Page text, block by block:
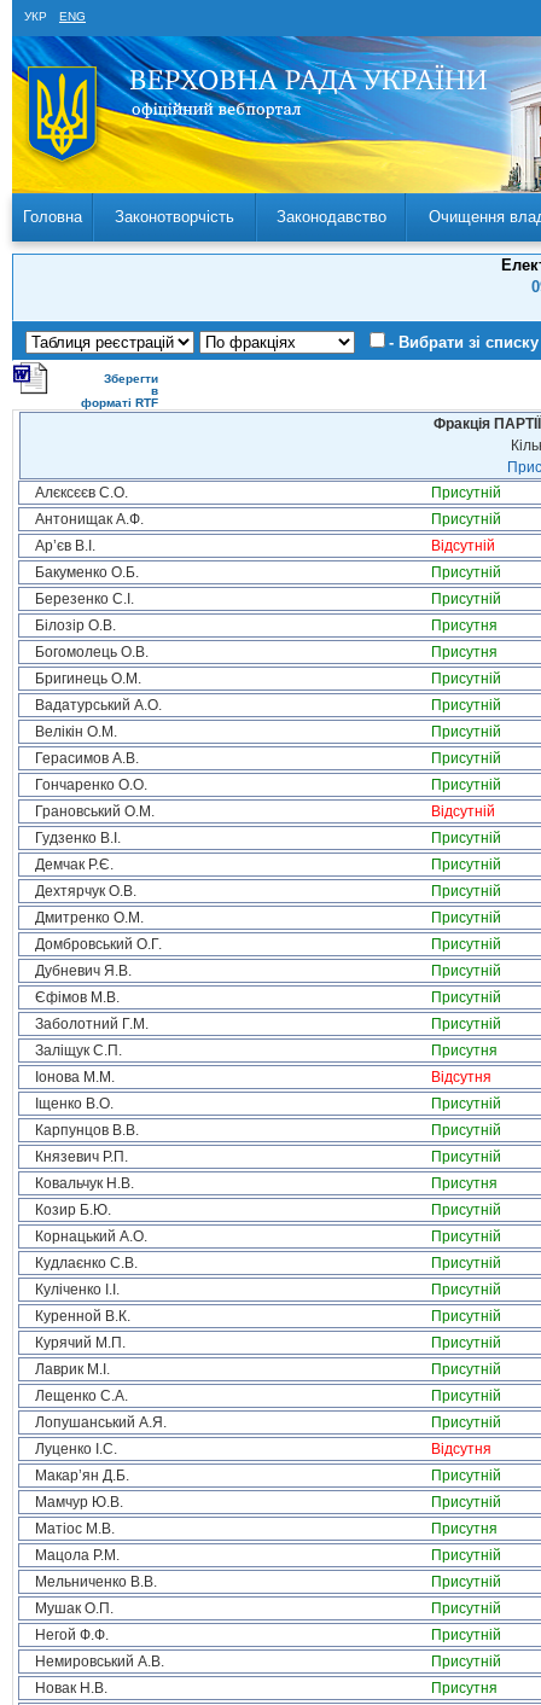
УКР ENG
Головна Законотворчість Законодавство Очищення
- Вибрати зі списку
Зберегти
в
форматі RTF
Фракція
Алєксєєв С.О.
Присутній
Антонищак А.Ф.
Присутній
Ар’єв В.І.
Відсутній
Бакуменко О.Б.
Присутній
Березенко С.І.
Присутній
Білозір О.В.
Присутня
Богомолець О.В.
Присутня
Бригинець О.М.
Присутній
Вадатурський А.О.
Присутній
Велікін О.М.
Присутній
Герасимов А.В.
Присутній
Гончаренко О.О.
Присутній
Грановський О.М.
Відсутній
Гудзенко В.І.
Присутній
Демчак Р.Є.
Присутній
Дехтярчук О.В.
Присутній
Дмитренко О.М.
Присутній
Домбровський О.Г.
Присутній
Дубневич Я.В.
Присутній
Єфімов М.В.
Присутній
Заболотний Г.М.
Присутній
Заліщук С.П.
Присутня
Іонова М.М.
Відсутня
Іщенко В.О.
Присутній
Карпунцов В.В.
Присутній
Князевич Р.П.
Присутній
Ковальчук Н.В.
Присутня
Козир Б.Ю.
Присутній
Корнацький А.О.
Присутній
Кудлаєнко С.В.
Присутній
Куліченко І.І.
Присутній
Куренной В.К.
Присутній
Курячий М.П.
Присутній
Лаврик М.І.
Присутній
Лещенко С.А.
Присутній
Лопушанський А.Я.
Присутній
Луценко І.С.
Відсутня
Макар’ян Д.Б.
Присутній
Мамчур Ю.В.
Присутній
Матіос М.В.
Присутня
Мацола Р.М.
Присутній
Мельниченко В.В.
Присутній
Мушак О.П.
Присутній
Негой Ф.Ф.
Присутній
Немировський А.В.
Присутній
Новак Н.В.
Присутня